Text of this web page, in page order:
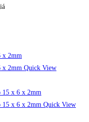
Quick View
Quick View